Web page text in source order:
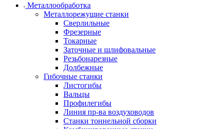
Металлообработка
Металлорежущие станки
Сверлильные
Фрезерные
Токарные
Заточные и шлифовальные
Резьбонарезные
Долбежные
Гибочные станки
Листогибы
Вальцы
Профилегибы
Линия пр-ва воздуховодов
Станки тоннельной сборки